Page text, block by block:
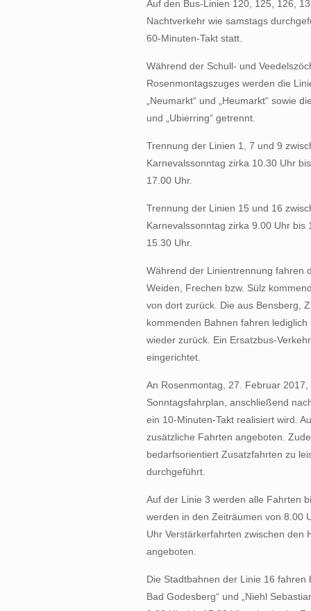
Auf den Bus-Linien 120, 125, 126,
Nachtverkehr wie samstags
60-Minuten-Takt statt.
Während der Schull- und
Rosenmontagszuges werden die
„Neumarkt“ und „Heumarkt“ sowie
und „Ubierring“ getrennt.
Trennung der Linien 1, 7 und 9
Karnevalssonntag zirka 10.30 Uhr
17.00 Uhr.
Trennung der Linien 15 und 16
Karnevalssonntag zirka 9.00 Uhr
15.30 Uhr.
Während der Linientrennung fahren
Weiden, Frechen bzw. Sülz
von dort zurück. Die aus Bensberg,
kommenden Bahnen fahren
wieder zurück. Ein Ersatzbus-
eingerichtet.
An Rosenmontag, 27. Februar
Sonntagsfahrplan, anschließend
ein 10-Minuten-Takt realisiert wird.
zusätzliche Fahrten angeboten.
bedarfsorientiert Zusatzfahrten zu
durchgeführt.
Auf der Linie 3 werden alle Fahrten
werden in den Zeiträumen von 8.00
Uhr Verstärkerfahrten zwischen den
angeboten.
Die Stadtbahnen der Linie 16 fahren
Bad Godesberg“ und „Niehl